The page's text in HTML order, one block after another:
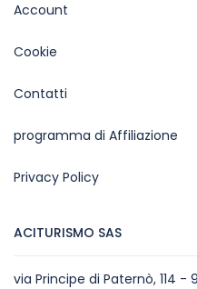
Account
Cookie
Contatti
programma di Affiliazione
Privacy Policy
ACITURISMO SAS
via Principe di Paternò, 114 -